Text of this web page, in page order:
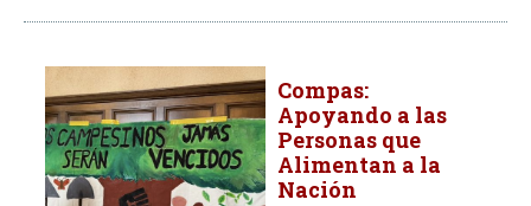
Compas:
Apoyando a las
Personas que
Alimentan a la
Nación